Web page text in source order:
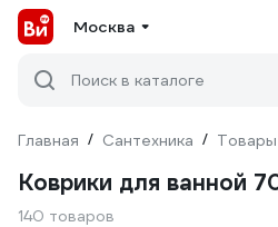
Москва
Поиск в каталоге
Главная / Сантехника /
Коврики для ванной
140 товаров